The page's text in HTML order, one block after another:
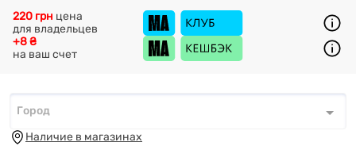
+8 ₴
на ваш счет
220 грн цена
для владельцев
Город*
Город
Наличие в магазинах